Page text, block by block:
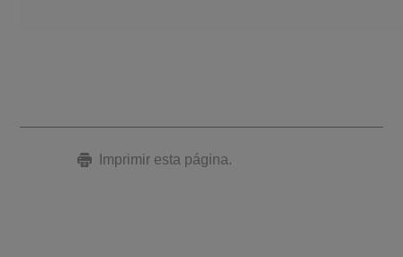
Imprimir esta página.